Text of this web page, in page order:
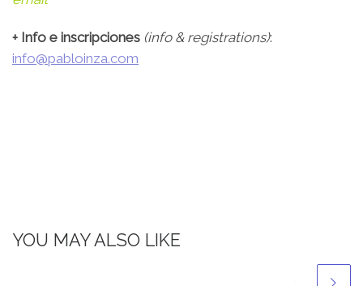
+ Info e inscripciones (info & registrations):
info@pabloinza.com
YOU MAY ALSO LIKE